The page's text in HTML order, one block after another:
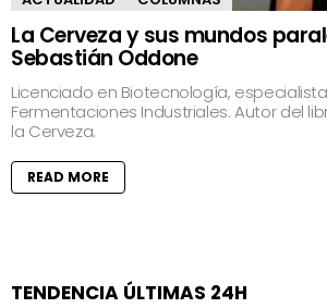
La Cerveza y sus mundos
Sebastián Oddone
Licenciado en Biotecnología,
Fermentaciones Industriales. Autor del
la Cerveza.
READ MORE
TENDENCIA ÚLTIMAS 24H